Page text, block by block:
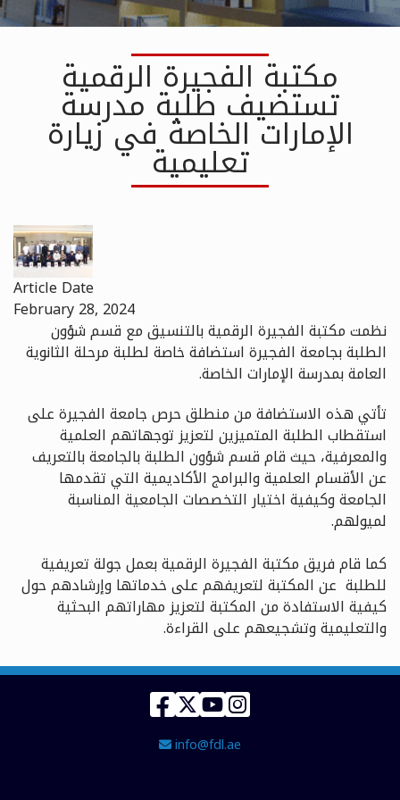
مكتبة الفجيرة الرقمية
تستضيف طلبة مدرسة
الإمارات الخاصة في زيارة
تعليمية
Article Date
February 28, 2024
نظمت مكتبة الفجيرة الرقمية بالتنسيق مع قسم شؤون
الطلبة بجامعة الفجيرة استضافة خاصة لطلبة مرحلة الثانوية
العامة بمدرسة الإمارات الخاصة.
تأتي هذه الاستضافة من منطلق حرص جامعة الفجيرة على
استقطاب الطلبة المتميزين لتعزيز توجهاتهم العلمية
والمعرفية، حيث قام قسم شؤون الطلبة بالجامعة بالتعريف
عن الأقسام العلمية والبرامج الأكاديمية التي تقدمها
الجامعة وكيفية اختيار التخصصات الجامعية المناسبة
لميولهم.
كما قام فريق مكتبة الفجيرة الرقمية بعمل جولة تعريفية
للطلبة عن المكتبة لتعريفهم على خدماتها وإرشادهم حول
كيفية الاستفادة من المكتبة لتعزيز مهاراتهم البحثية
والتعليمية وتشجيعهم على القراءة.
Facebook
Twitter
YouTube
Instagram
Email Address
info@fdl.ae